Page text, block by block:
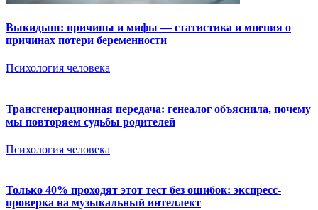
Выкидыш: причины и мифы — статистика и мнения о
причинах потери беременности
Психология человека
Трансгенерационная передача: генеалог объяснила, почему
мы повторяем судьбы родителей
Психология человека
Только 40% проходят этот тест без ошибок: экспресс-
проверка на музыкальный интеллект